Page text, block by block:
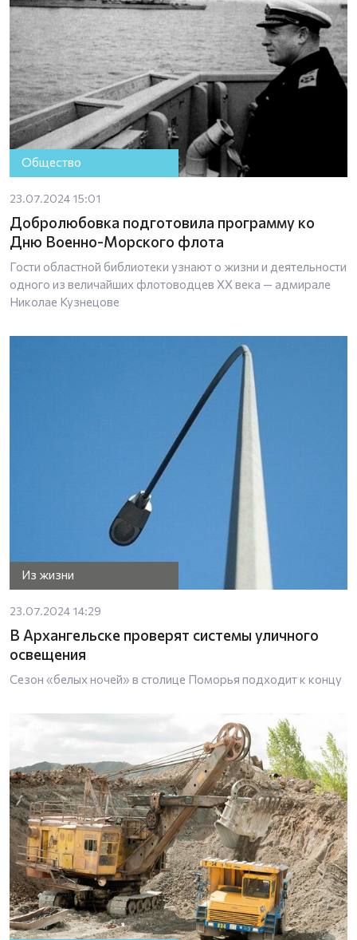
Общество
23.07.2024 15:01
Добролюбовка подготовила программу ко
Дню Военно-Морского флота
Гости областной библиотеки узнают о жизни и деятельности
одного из величайших флотоводцев XX века — адмирале
Николае Кузнецове
Из жизни
23.07.2024 14:29
В Архангельске проверят системы уличного
освещения
Сезон «белых ночей» в столице Поморья подходит к концу